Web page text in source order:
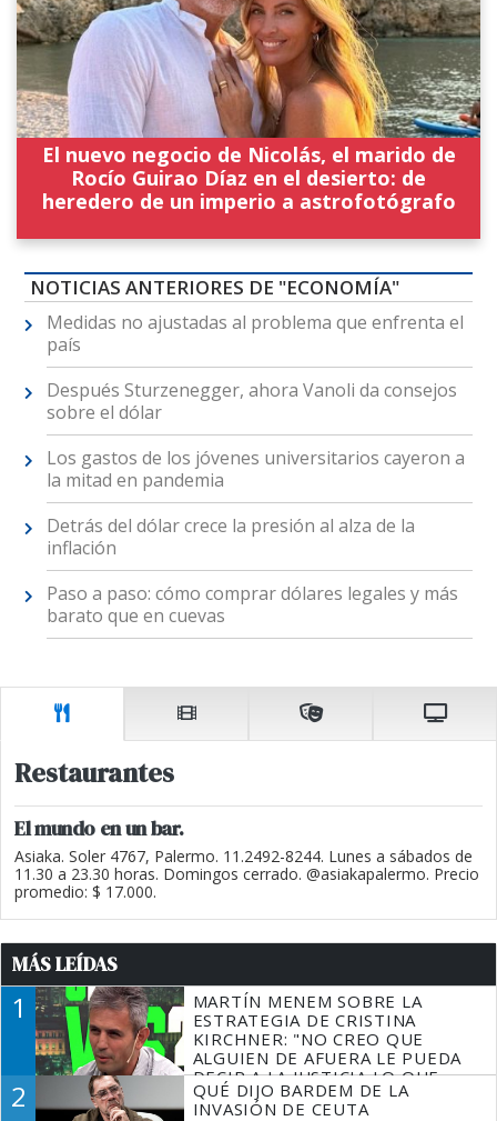
El nuevo negocio de Nicolás, el marido de
Rocío Guirao Díaz en el desierto: de
heredero de un imperio a astrofotógrafo
NOTICIAS ANTERIORES DE "ECONOMÍA"
Medidas no ajustadas al problema que enfrenta el
país
Después Sturzenegger, ahora Vanoli da consejos
sobre el dólar
Los gastos de los jóvenes universitarios cayeron a
la mitad en pandemia
Detrás del dólar crece la presión al alza de la
inflación
Paso a paso: cómo comprar dólares legales y más
barato que en cuevas
Restaurantes
El mundo en un bar.
Asiaka. Soler 4767, Palermo. 11.2492-8244. Lunes a sábados de
11.30 a 23.30 horas. Domingos cerrado. @asiakapalermo. Precio
promedio: $ 17.000.
MÁS LEÍDAS
1
MARTÍN MENEM SOBRE LA
ESTRATEGIA DE CRISTINA
KIRCHNER: "NO CREO QUE
ALGUIEN DE AFUERA LE PUEDA
DECIR A LA JUSTICIA LO QUE
TIENE QUE HACER"
2
QUÉ DIJO BARDEM DE LA
INVASIÓN DE CEUTA